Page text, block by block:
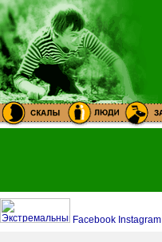
Facebook Instagram